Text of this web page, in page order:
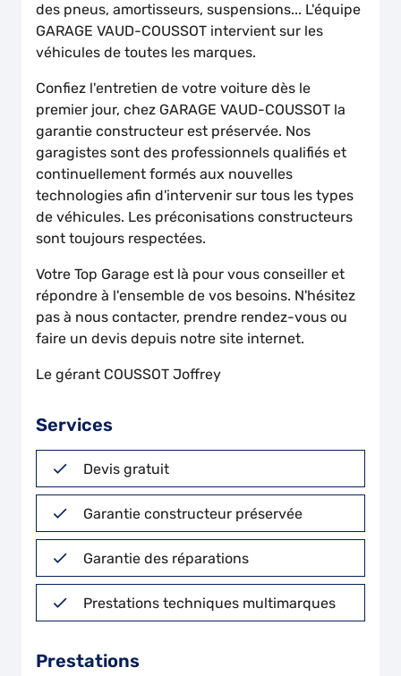
des pneus, amortisseurs, suspensions... L'équipe
GARAGE VAUD-COUSSOT intervient sur les
véhicules de toutes les marques.
Confiez l'entretien de votre voiture dès le
premier jour, chez GARAGE VAUD-COUSSOT la
garantie constructeur est préservée. Nos
garagistes sont des professionnels qualifiés et
continuellement formés aux nouvelles
technologies afin d'intervenir sur tous les types
de véhicules. Les préconisations constructeurs
sont toujours respectées.
Votre Top Garage est là pour vous conseiller et
répondre à l'ensemble de vos besoins. N'hésitez
pas à nous contacter, prendre rendez-vous ou
faire un devis depuis notre site internet.
Le gérant COUSSOT Joffrey
Services
Devis gratuit
Garantie constructeur préservée
Garantie des réparations
Prestations techniques multimarques
Prestations